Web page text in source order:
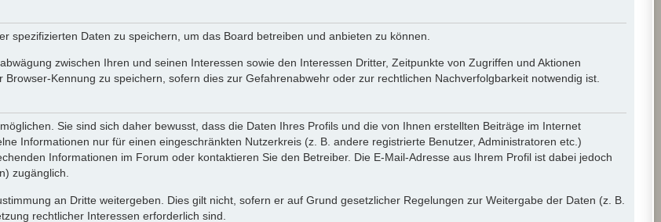
spezifizierten Daten zu speichern, um das Board betreiben und anbieten zu können.
zwischen Ihren und seinen Interessen sowie den Interessen Dritter, Zeitpunkte von Zugriffen und Aktionen
Kennung zu speichern, sofern dies zur Gefahrenabwehr oder zur rechtlichen Nachverfolgbarkeit notwendig ist.
Sie sind sich daher bewusst, dass die Daten Ihres Profils und die von Ihnen erstellten Beiträge im Internet
Informationen nur für einen eingeschränkten Nutzerkreis (z. B. andere registrierte Benutzer, Administratoren etc.)
Informationen im Forum oder kontaktieren Sie den Betreiber. Die E-Mail-Adresse aus Ihrem Profil ist dabei jedoch
zugänglich.
an Dritte weitergeben. Dies gilt nicht, sofern er auf Grund gesetzlicher Regelungen zur Weitergabe der Daten (z. B.
rechtlicher Interessen erforderlich sind.